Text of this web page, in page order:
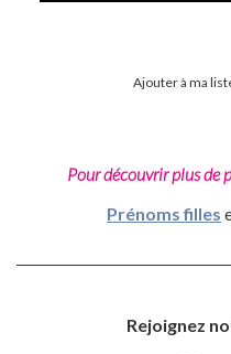
Ajouter à ma
Pour découvrir plus de
Prénoms filles
Rejoignez